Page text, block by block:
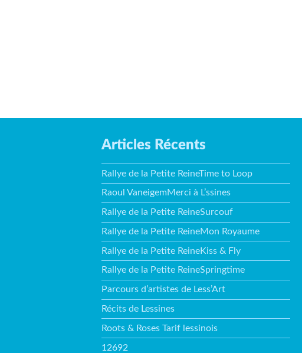
Articles Récents
Rallye de la Petite ReineTime to Loop
Raoul VaneigemMerci à L’ssines
Rallye de la Petite ReineSurcouf
Rallye de la Petite ReineMon Royaume
Rallye de la Petite ReineKiss & Fly
Rallye de la Petite ReineSpringtime
Parcours d’artistes de Less’Art
Récits de Lessines
Roots & Roses Tarif lessinois
12692